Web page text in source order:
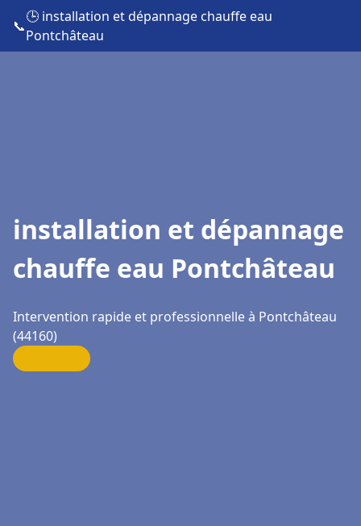
📞
🕒 installation et dépannage chauffe eau
Pontchâteau
installation et dépannage
chauffe eau Pontchâteau
Intervention rapide et professionnelle à Pontchâteau
(44160)